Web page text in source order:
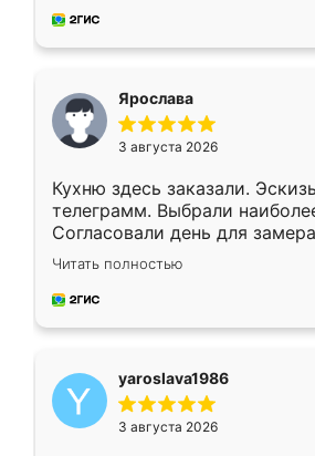
предложил по моему эскизу
Ярослава
3 августа 2026
Кухню здесь заказали.
телеграмм. Выбрали
Согласовали день для
недели кухня была уже
довольны работой. Спасибо
мебель за качественную
Читать полностью
yaroslava1986
3 августа 2026